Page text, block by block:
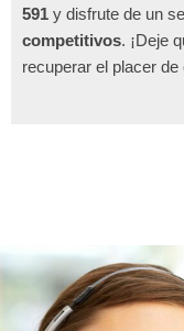
591 y disfrute de un
competitivos. ¡Deje
recuperar el placer